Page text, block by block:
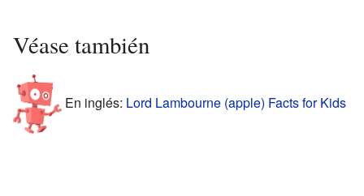
Véase también
En inglés: Lord Lambourne (apple) Facts for Kids